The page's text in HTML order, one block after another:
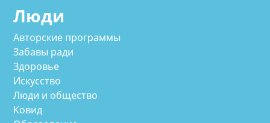
Люди
Авторские программы
Забавы ради
Здоровье
Искусство
Люди и общество
Ковид